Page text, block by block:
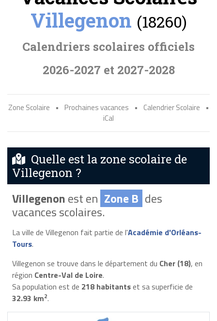
Villegenon (18260)
Calendriers scolaires officiels
2026-2027 et 2027-2028
Zone Scolaire • Prochaines vacances • Calendrier Scolaire
•
iCal
Quelle est la zone scolaire de
Villegenon ?
Villegenonest en Zone B des
vacances scolaires.
La ville de Villegenon fait partie de l'Académie d'Orléans-
Tours.
Villegenon se trouve dans le département du Cher (18), en
région Centre-Val de Loire.
Sa population est de 218 habitantset sa superficie de
32.93 km2.